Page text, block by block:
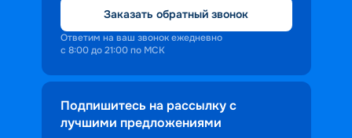
Заказать обратный звонок
Ответим на ваш звонок ежедневно
с 8:00 до 21:00 по МСК
Подпишитесь на рассылку с
лучшими предложениями